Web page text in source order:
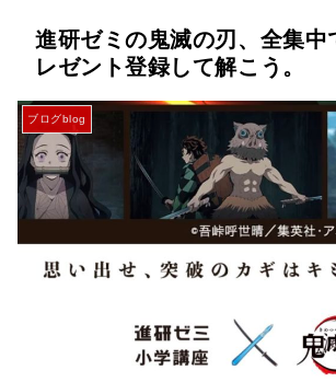
進研ゼミの鬼滅の刃、全集中
レゼント登録して解こう。
ブログblog